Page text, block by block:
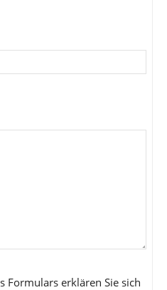
Formulars erklären Sie sich